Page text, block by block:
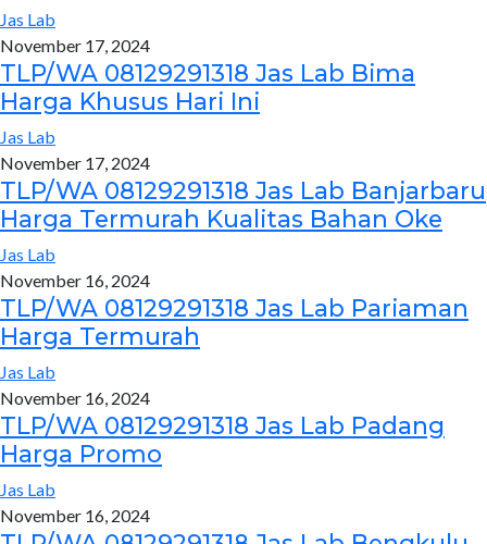
Jas Lab
November 17, 2024
TLP/WA 08129291318 Jas Lab Bima
Harga Khusus Hari Ini
Jas Lab
November 17, 2024
TLP/WA 08129291318 Jas Lab Banjarbaru
Harga Termurah Kualitas Bahan Oke
Jas Lab
November 16, 2024
TLP/WA 08129291318 Jas Lab Pariaman
Harga Termurah
Jas Lab
November 16, 2024
TLP/WA 08129291318 Jas Lab Padang
Harga Promo
Jas Lab
November 16, 2024